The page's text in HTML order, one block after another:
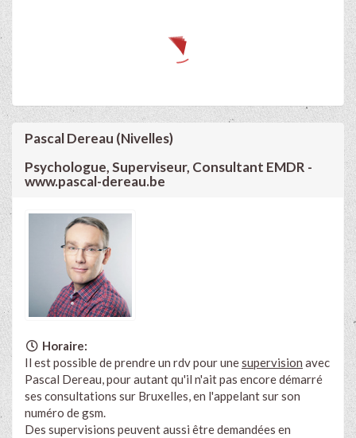
Pascal Dereau (Nivelles)
Psychologue, Superviseur, Consultant EMDR -
www.pascal-dereau.be
Horaire:
Il est possible de prendre un rdv pour unesupervision avec
Pascal Dereau, pour autant qu'il n'ait pas encore démarré
ses consultations sur Bruxelles, en l'appelant sur son
numéro de gsm.
Des supervisions peuvent aussi être demandées en